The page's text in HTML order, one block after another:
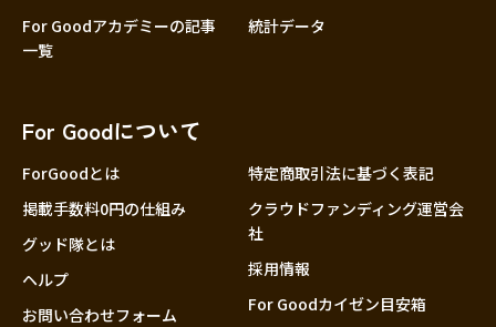
大分
For Goodアカデミーの記事
一覧
統計データ
For Goodについて
ForGoodとは
掲載手数料0円の仕組み
グッド隊とは
ヘルプ
お問い合わせフォーム
特定商取引法に基づく表記
クラウドファンディング運営会
社
採用情報
For Goodカイゼン目安箱